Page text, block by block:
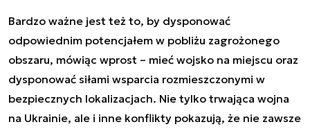
Bardzo ważne jest też to, by dysponować
odpowiednim potencjałem w pobliżu zagrożonego
obszaru, mówiąc wprost – mieć wojsko na miejscu oraz
dysponować siłami wsparcia rozmieszczonymi w
bezpiecznych lokalizacjach. Nie tylko trwająca wojna
na Ukrainie, ale i inne konflikty pokazują, że nie zawsze